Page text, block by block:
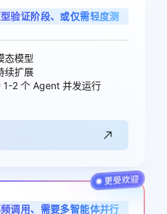
验证阶段、或仅需轻度测
态模型
续扩展
1-2 个 Agent 并发运行
调用、需要多智能体并行